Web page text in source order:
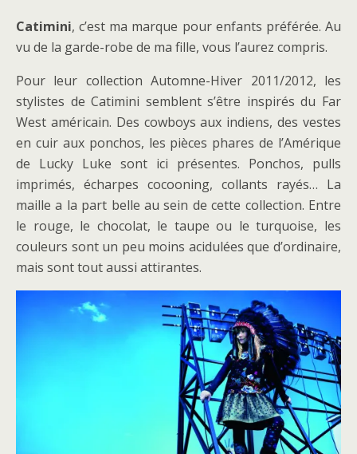
Catimini, c’est ma marque pour enfants préférée. Au
vu de la garde-robe de ma fille, vous l’aurez compris.
Pour leur collection Automne-Hiver 2011/2012, les
stylistes de Catimini semblent s’être inspirés du Far
West américain. Des cowboys aux indiens, des vestes
en cuir aux ponchos, les pièces phares de l’Amérique
de Lucky Luke sont ici présentes. Ponchos, pulls
imprimés, écharpes cocooning, collants rayés… La
maille a la part belle au sein de cette collection. Entre
le rouge, le chocolat, le taupe ou le turquoise, les
couleurs sont un peu moins acidulées que d’ordinaire,
mais sont tout aussi attirantes.